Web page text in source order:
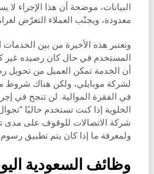
البيانات، موضحة أن هذا الإجراء
معدودة، ويجنّب العملاء التعرّض
وتعتبر هذه الأخيرة من بين الخدمات
المستخدم في حال كان رصيده غير
أن الخدمة تمكن العميل من تحويل
لشركة موبايلي، ولكن هناك شروط
في الفقرة الموالية. لن تنجح في
الخلوية إذا كنت تستخدم حاليًا
شركة الاتصالات للوقوف على مدى
ولمعرفة ما إذا كان يتم تطبيق رسوم
وظائف السعودية